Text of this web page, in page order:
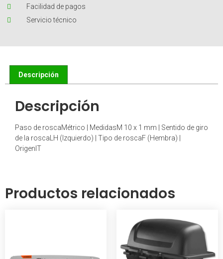
Facilidad de pagos
Servicio técnico
Descripción
Descripción
Paso de roscaMétrico | MedidasM 10 x 1 mm | Sentido de giro
de la roscaLH (Izquierdo) | Tipo de roscaF (Hembra) |
OrigenIT
Productos relacionados